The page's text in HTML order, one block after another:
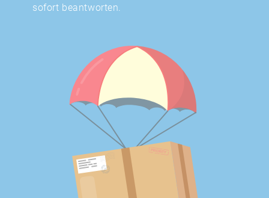
sofort beantworten.